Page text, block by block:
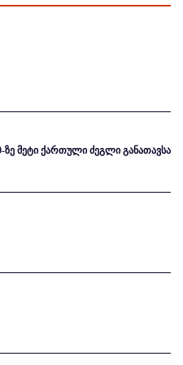
ზე მეტი ქართული ძეგლი განათავსა